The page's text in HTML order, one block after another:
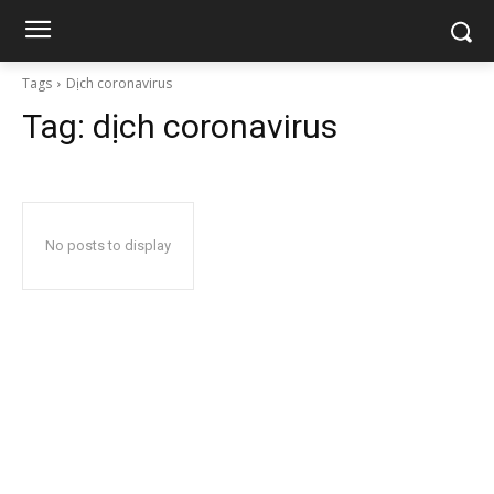
Tags Dịch coronavirus
Tag: dịch coronavirus
No posts to display